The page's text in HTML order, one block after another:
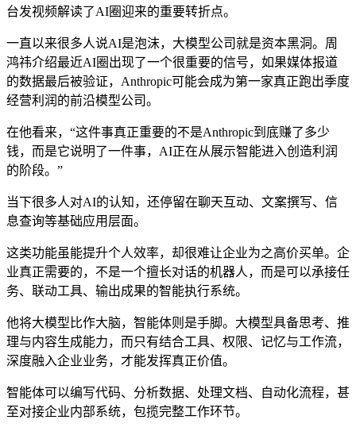
台发视频解读了AI圈迎来的重要转折点。
一直以来很多人说AI是泡沫，大模型公司就是资本黑洞。周
鸿祎介绍最近AI圈出现了一个很重要的信号，如果媒体报道
的数据最后被验证，Anthropic可能会成为第一家真正跑出季度
经营利润的前沿模型公司。
在他看来，“这件事真正重要的不是Anthropic到底赚了多少
钱，而是它说明了一件事，AI正在从展示智能进入创造利润
的阶段。”
当下很多人对AI的认知，还停留在聊天互动、文案撰写、信
息查询等基础应用层面。
这类功能虽能提升个人效率，却很难让企业为之高价买单。企
业真正需要的，不是一个擅长对话的机器人，而是可以承接任
务、联动工具、输出成果的智能执行系统。
他将大模型比作大脑，智能体则是手脚。大模型具备思考、推
理与内容生成能力，而只有结合工具、权限、记忆与工作流，
深度融入企业业务，才能发挥真正价值。
智能体可以编写代码、分析数据、处理文档、自动化流程，甚
至对接企业内部系统，包揽完整工作环节。